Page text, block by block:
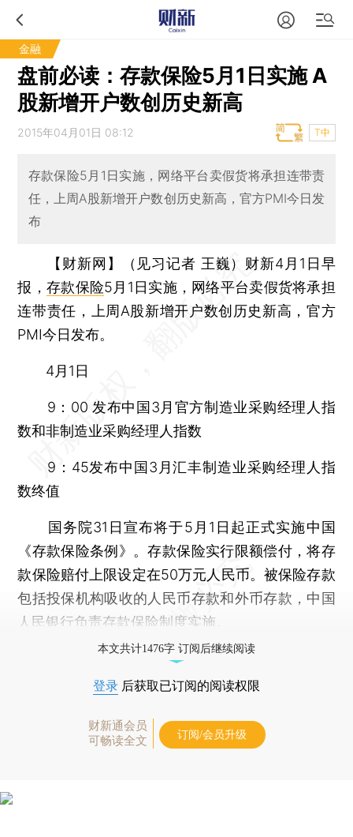
金融
盘前必读：存款保险5月1日实施 A
股新增开户数创历史新高
2015年04月01日 08:12 T中
存款保险5月1日实施，网络平台卖假货将承担连带责
任，上周A股新增开户数创历史新高，官方PMI今日发
布
【财新网】（见习记者 王巍） 财新4月1日早
报， 存款保险5月1日实施，网络平台卖假货将承担
连带责任，上周A股新增开户数创历史新高，官方
PMI今日发布。
4月1日
9：00 发布中国3月官方制造业采购经理人指
数和非制造业采购经理人指数
9：45发布中国3月汇丰制造业采购经理人指
数终值
国务院31日宣布将于5月1日起正式实施中国
《存款保险条例》。存款保险实行限额偿付，将存
款保险赔付上限设定在50万元人民币。被保险存款
包括投保机构吸收的人民币存款和外币存款，中国
人民银行负责存款保险制度实施。
本文共计1476字 订阅后继续阅读
登录 后获取已订阅的阅读权限
财新通会员
可畅读全文
订阅/会员升级